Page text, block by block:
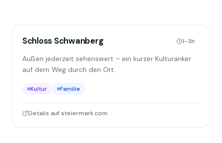
Schloss Schwanberg 1-3h
Außen jederzeit sehenswert – ein kurzer Kulturanker
auf dem Weg durch den Ort.
Kultur Familie
Details auf steiermark.com